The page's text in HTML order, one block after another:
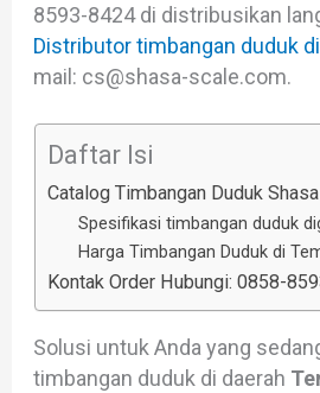
8593-8424 di distribusikan
Distributor timbangan duduk
mail: cs@shasa-scale.com.
Daftar Isi
Catalog Timbangan Duduk
Spesifikasi timbangan duduk
Harga Timbangan Duduk di
Kontak Order Hubungi: 0858-
Solusi untuk Anda yang
timbangan duduk di daerah